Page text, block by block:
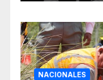
NACIONALES